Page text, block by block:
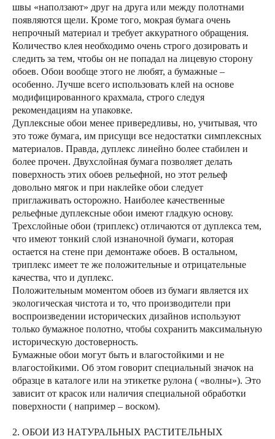
швы «наползают» друг на друга или между полотнами
появляются щели. Кроме того, мокрая бумага очень
непрочный материал и требует аккуратного обращения.
Количество клея необходимо очень строго дозировать и
следить за тем, чтобы он не попадал на лицевую сторону
обоев. Обои вообще этого не любят, а бумажные –
особенно. Лучше всего использовать клей на основе
модифицированного крахмала, строго следуя
рекомендациям на упаковке.
Дуплексные обои менее привередливы, но, учитывая, что
это тоже бумага, им присущи все недостатки симплексных
материалов. Правда, дуплекс линейно более стабилен и
более прочен. Двухслойная бумага позволяет делать
поверхность этих обоев рельефной, но этот рельеф
довольно мягок и при наклейке обои следует
приглаживать осторожно. Наиболее качественные
рельефные дуплексные обои имеют гладкую основу.
Трехслойные обои (триплекс) отличаются от дуплекса тем,
что имеют тонкий слой изнаночной бумаги, которая
остается на стене при демонтаже обоев. В остальном,
триплекс имеет те же положительные и отрицательные
качества, что и дуплекс.
Положительным моментом обоев из бумаги является их
экологическая чистота и то, что производители при
воспроизведении исторических дизайнов используют
только бумажное полотно, чтобы сохранить максимальную
историческую достоверность.
Бумажные обои могут быть и влагостойкими и не
влагостойкими. Об этом говорит специальный значок на
образце в каталоге или на этикетке рулона ( «волны»). Это
зависит от красок или наличия специальной обработки
поверхности ( например – воском).
2. ОБОИ ИЗ НАТУРАЛЬНЫХ РАСТИТЕЛЬНЫХ